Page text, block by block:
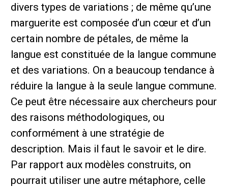
divers types de variations ; de même qu’une
marguerite est composée d’un cœur et d’un
certain nombre de pétales, de même la
langue est constituée de la langue commune
et des variations. On a beaucoup tendance à
réduire la langue à la seule langue commune.
Ce peut être nécessaire aux chercheurs pour
des raisons méthodologiques, ou
conformément à une stratégie de
description. Mais il faut le savoir et le dire.
Par rapport aux modèles construits, on
pourrait utiliser une autre métaphore, celle